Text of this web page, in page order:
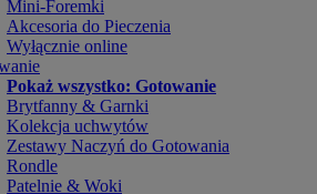
Mini-Foremki
Akcesoria do Pieczenia
Wyłącznie online
Pokaż wszystko: Gotowanie
Brytfanny & Garnki
Kolekcja uchwytów
Zestawy Naczyń do Gotowania
Rondle
Patelnie & Woki